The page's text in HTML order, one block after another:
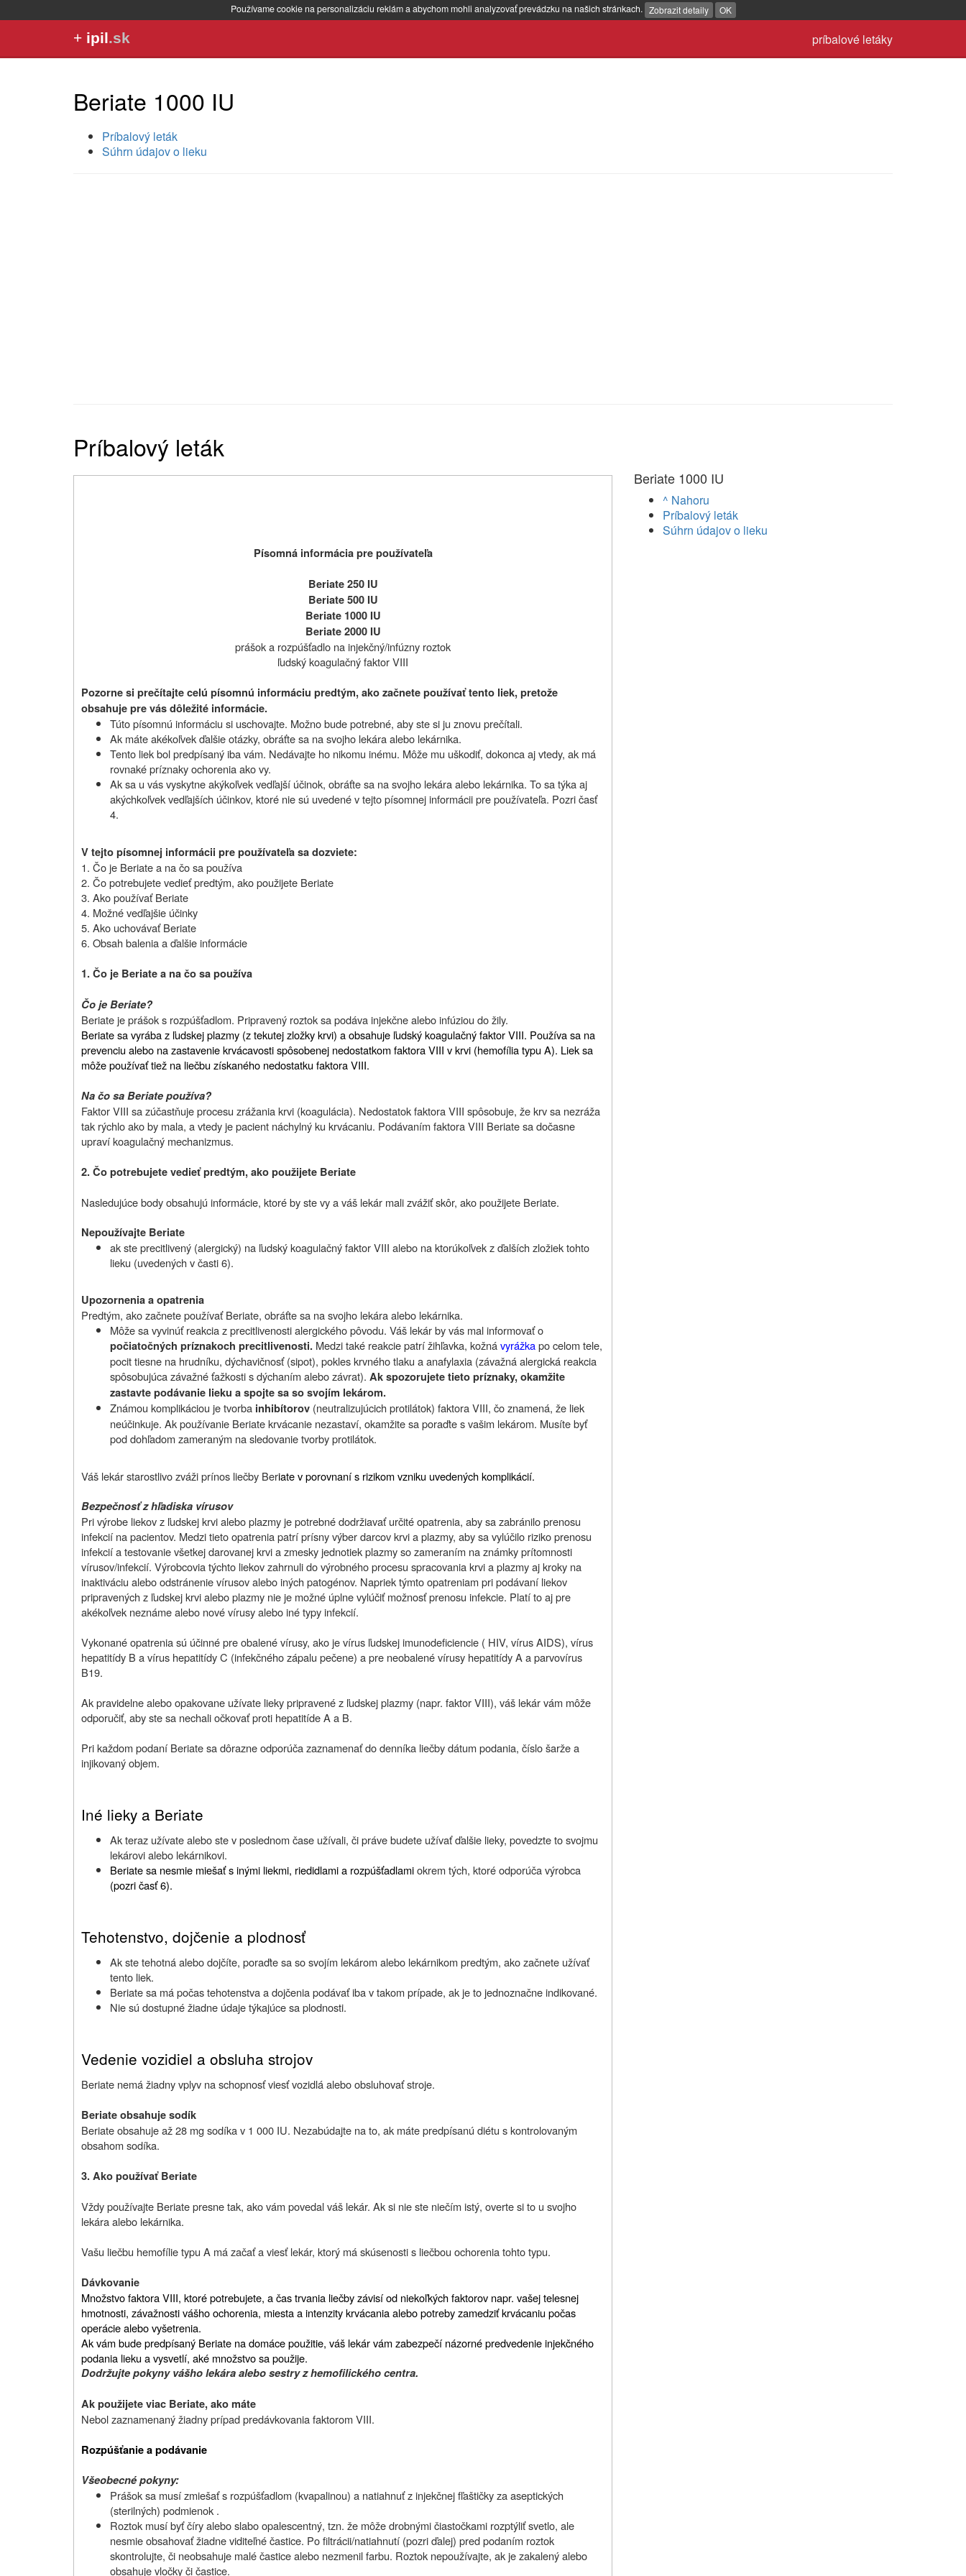
Používame cookie na personalizáciu reklám a abychom mohli analyzovať prevádzku na našich stránkach. Zobrazit detaily OK
príbalové letáky
+ ipil.sk
Beriate 1000 IU
Príbalový leták
Súhrn údajov o lieku
Príbalový leták
Písomná informácia pre používateľa
Beriate 250 IU
Beriate 500 IU
Beriate 1000 IU
Beriate 2000 IU
prášok a rozpúšťadlo na injekčný/infúzny roztok
ľudský koagulačný faktor VIII
Pozorne si prečítajte celú písomnú informáciu predtým, ako začnete používať tento liek, pretože
obsahuje pre vás dôležité informácie.
Túto písomnú informáciu si uschovajte. Možno bude potrebné, aby ste si ju znovu prečítali.
Ak máte akékoľvek ďalšie otázky, obráťte sa na svojho lekára alebo lekárnika.
Tento liek bol predpísaný iba vám. Nedávajte ho nikomu inému. Môže mu uškodiť, dokonca aj vtedy, ak má
rovnaké príznaky ochorenia ako vy.
Ak sa u vás vyskytne akýkoľvek vedľajší účinok, obráťte sa na svojho lekára alebo lekárnika. To sa týka aj
akýchkoľvek vedľajších účinkov, ktoré nie sú uvedené v tejto písomnej informácii pre používateľa. Pozri časť
4.
V tejto písomnej informácii pre používateľa sa dozviete:
1. Čo je Beriate a na čo sa používa
2. Čo potrebujete vedieť predtým, ako použijete Beriate
3. Ako používať Beriate
4. Možné vedľajšie účinky
5. Ako uchovávať Beriate
6. Obsah balenia a ďalšie informácie
1. Čo je Beriate a na čo sa používa
Čo je Beriate?
Beriate je prášok s rozpúšťadlom. Pripravený roztok sa podáva injekčne alebo infúziou do žily.
Beriate sa vyrába z ľudskej plazmy (z tekutej zložky krvi) a obsahuje ľudský koagulačný faktor VIII. Používa sa na
prevenciu alebo na zastavenie krvácavosti spôsobenej nedostatkom faktora VIII v krvi (hemofília typu A). Liek sa
môže používať tiež na liečbu získaného nedostatku faktora VIII.
Na čo sa Beriate používa?
Faktor VIII sa zúčastňuje procesu zrážania krvi (koagulácia). Nedostatok faktora VIII spôsobuje, že krv sa nezráža
tak rýchlo ako by mala, a vtedy je pacient náchylný ku krvácaniu. Podávaním faktora VIII Beriate sa dočasne
upraví koagulačný mechanizmus.
2.Čo potrebujete vedieť predtým, ako použijete Beriate
Nasledujúce body obsahujú informácie, ktoré by ste vy a váš lekár mali zvážiť skôr, ako použijete Beriate.
Nepoužívajte Beriate
ak ste precitlivený (alergický) na ľudský koagulačný faktor VIII alebo na ktorúkoľvek z ďalších zložiek tohto
lieku (uvedených v časti 6).
Upozornenia a opatrenia
Predtým, ako začnete používať Beriate, obráťte sa na svojho lekára alebo lekárnika.
Môže sa vyvinúť reakcia z precitlivenosti alergického pôvodu. Váš lekár by vás mal informovať o
počiatočných príznakoch precitlivenosti. Medzi také reakcie patrí žihľavka, kožnávyrážkapo celom tele,
pocit tiesne na hrudníku, dýchavičnosť (sipot), pokles krvného tlaku a anafylaxia (závažná alergická reakcia
spôsobujúca závažné ťažkosti s dýchaním alebo závrat). Ak spozorujete tieto príznaky, okamžite
zastavte podávanie lieku a spojte sa so svojím lekárom.
Známou komplikáciou je tvorba inhibítorov (neutralizujúcich protilátok) faktora VIII, čo znamená, že liek
neúčinkuje. Ak používanie Beriate krvácanie nezastaví, okamžite sa poraďte s vašim lekárom. Musíte byť
pod dohľadom zameraným na sledovanie tvorby protilátok.
Váš lekár starostlivo zváži prínos liečby Beriate v porovnaní s rizikom vzniku uvedených komplikácií.
Bezpečnosť z hľadiska vírusov
Pri výrobe liekov z ľudskej krvi alebo plazmy je potrebné dodržiavať určité opatrenia, aby sa zabránilo prenosu
infekcií na pacientov. Medzi tieto opatrenia patrí prísny výber darcov krvi a plazmy, aby sa vylúčilo riziko prenosu
infekcií a testovanie všetkej darovanej krvi a zmesky jednotiek plazmy so zameraním na známky prítomnosti
vírusov/infekcií. Výrobcovia týchto liekov zahrnuli do výrobného procesu spracovania krvi a plazmy aj kroky na
inaktiváciu alebo odstránenie vírusov alebo iných patogénov. Napriek týmto opatreniam pri podávaní liekov
pripravených z ľudskej krvi alebo plazmy nie je možné úplne vylúčiť možnosť prenosu infekcie. Platí to aj pre
akékoľvek neznáme alebo nové vírusy alebo iné typy infekcií.
Vykonané opatrenia sú účinné pre obalené vírusy, ako je vírus ľudskej imunodeficiencie ( HIV, vírus AIDS), vírus
hepatitídy B a vírus hepatitídy C (infekčného zápalu pečene) a pre neobalené vírusy hepatitídy A a parvovírus
B19.
Ak pravidelne alebo opakovane užívate lieky pripravené z ľudskej plazmy (napr. faktor VIII), váš lekár vám môže
odporučiť, aby ste sa nechali očkovať proti hepatitíde A a B.
Pri každom podaní Beriate sa dôrazne odporúča zaznamenať do denníka liečby dátum podania, číslo šarže a
injikovaný objem.
Iné lieky a Beriate
Ak teraz užívate alebo ste v poslednom čase užívali, či práve budete užívať ďalšie lieky, povedzte to svojmu
lekárovi alebo lekárnikovi.
Beriate sa nesmie miešať s inými liekmi, riedidlami a rozpúšťadlamiokrem tých, ktoré odporúča výrobca
(pozri časť 6).
Tehotenstvo, dojčenie a plodnosť
Ak ste tehotná alebo dojčíte, poraďte sa so svojím lekárom alebo lekárnikom predtým, ako začnete užívať
tento liek.
Beriate sa má počas tehotenstva a dojčenia podávať iba v takom prípade, ak je to jednoznačne indikované.
Nie sú dostupné žiadne údaje týkajúce sa plodnosti.
Vedenie vozidiel a obsluha strojov
Beriate nemá žiadny vplyv naschopnosť viesť vozidlá alebo obsluhovať stroje.
Beriate obsahuje sodík
Beriate obsahuje až 28 mg sodíka v 1 000 IU. Nezabúdajte na to, ak máte predpísanú diétu s kontrolovaným
obsahom sodíka.
3. Ako používať Beriate
Vždy používajte Beriate presne tak, ako vám povedal váš lekár. Ak si nie ste niečím istý, overte si to u svojho
lekára alebo lekárnika.
Vašu liečbu hemofílie typu A má začať a viesť lekár, ktorý má skúsenosti s liečbou ochorenia tohto typu.
Dávkovanie
Množstvo faktora VIII, ktoré potrebujete, a čas trvania liečby závisí od niekoľkých faktorov napr. vašej telesnej
hmotnosti, závažnosti vášho ochorenia, miesta a intenzity krvácania alebo potreby zamedziť krvácaniu počas
operácie alebo vyšetrenia.
Ak vám bude predpísaný Beriate na domáce použitie, váš lekár vám zabezpečí názorné predvedenie injekčného
podania lieku a vysvetlí, aké množstvo sa použije.
Dodržujte pokyny vášho lekára alebo sestry z hemofilického centra.
Ak použijete viac Beriate, ako máte
Nebol zaznamenaný žiadny prípad predávkovania faktorom VIII.
Rozpúšťanie a podávanie
Všeobecné pokyny:
Prášok sa musí zmiešať s rozpúšťadlom (kvapalinou) a natiahnuť z injekčnej fľaštičky za aseptických
(sterilných) podmienok .
Roztok musí byť číry alebo slabo opalescentný, tzn. že môže drobnými čiastočkami rozptýliť svetlo, ale
nesmie obsahovať žiadne viditeľné častice. Po filtrácii/natiahnutí (pozri ďalej) pred podaním roztok
skontrolujte, či neobsahuje malé častice alebo nezmenil farbu. Roztok nepoužívajte, ak je zakalený alebo
obsahuje vločky či častice.
Beriate 1000 IU
^ Nahoru
Príbalový leták
Súhrn údajov o lieku